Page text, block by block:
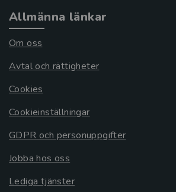
Allmänna länkar
Om oss
Avtal och rättigheter
Cookies
Cookieinställningar
GDPR och personuppgifter
Jobba hos oss
Lediga tjänster